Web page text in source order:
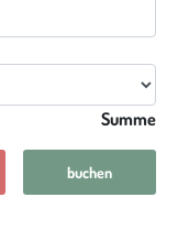
Summe
buchen